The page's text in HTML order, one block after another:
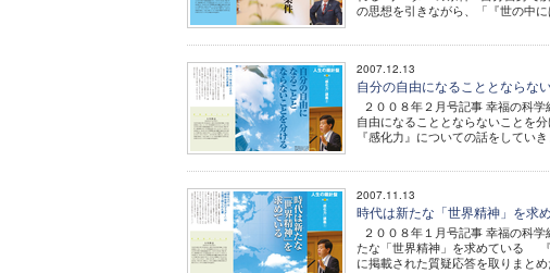
の思想を引きながら、「『世の中
2007.12.13
自分の自由になることとならな
２００８年２月号記事 幸福の科
自由になることとならないことを
『感化力』についての話をしてい
2007.11.13
時代は新たな「世界精神」を求
２００８年１月号記事 幸福の科
たな「世界精神」を求めている
に掲載された質疑応答を取りまと